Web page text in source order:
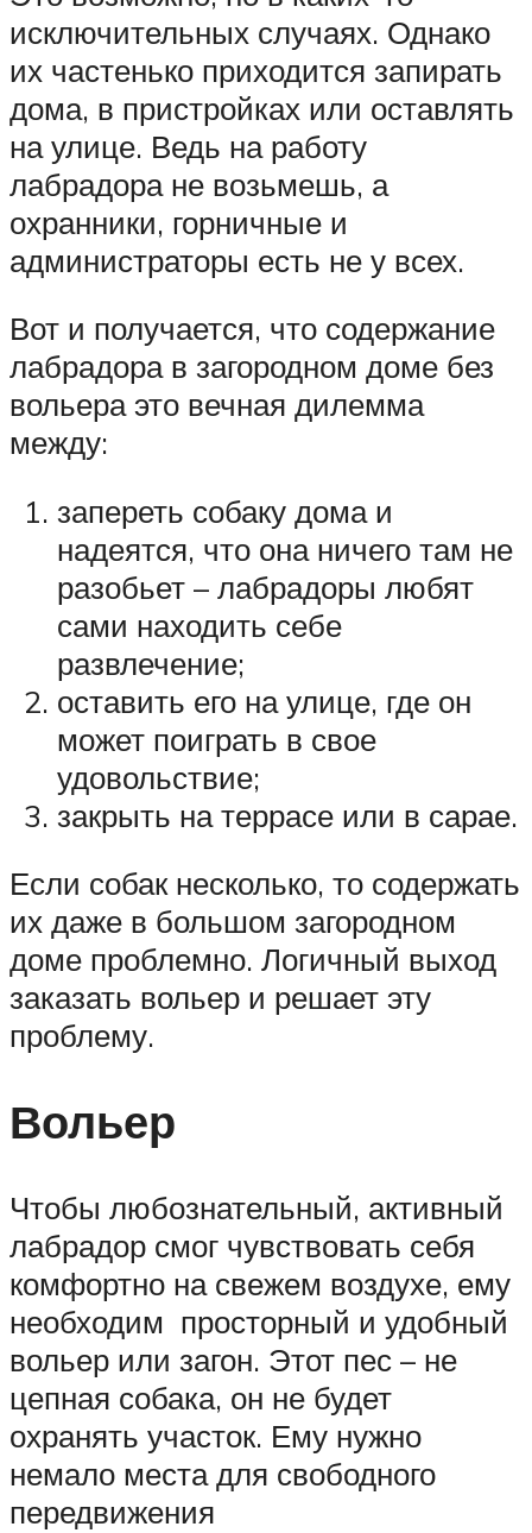
исключительных случаях. Однако
их частенько приходится запирать
дома, в пристройках или оставлять
на улице. Ведь на работу
лабрадора не возьмешь, а
охранники, горничные и
администраторы есть не у всех.
Вот и получается, что содержание
лабрадора в загородном доме без
вольера это вечная дилемма
между:
запереть собаку дома и
надеятся, что она ничего там не
разобьет – лабрадоры любят
сами находить себе
развлечение;
оставить его на улице, где он
может поиграть в свое
удовольствие;
закрыть на террасе или в сарае.
Если собак несколько, то содержать
их даже в большом загородном
доме проблемно. Логичный выход
заказать вольер и решает эту
проблему.
Вольер
Чтобы любознательный, активный
лабрадор смог чувствовать себя
комфортно на свежем воздухе, ему
необходим просторный и удобный
вольер или загон. Этот пес – не
цепная собака, он не будет
охранять участок. Ему нужно
немало места для свободного
передвижения